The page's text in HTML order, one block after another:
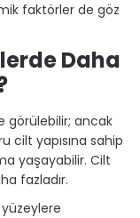
faktörler de göz
Daha
görülebilir; ancak
cilt yapısına sahip
yaşayabilir. Cilt
fazladır.